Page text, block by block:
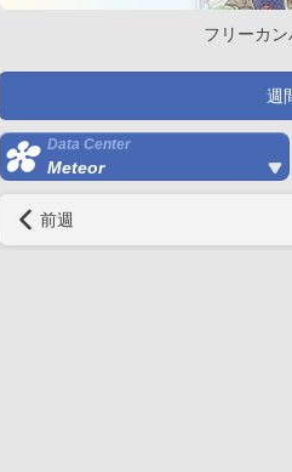
フリーカ
週
Data Center
Meteor
前週